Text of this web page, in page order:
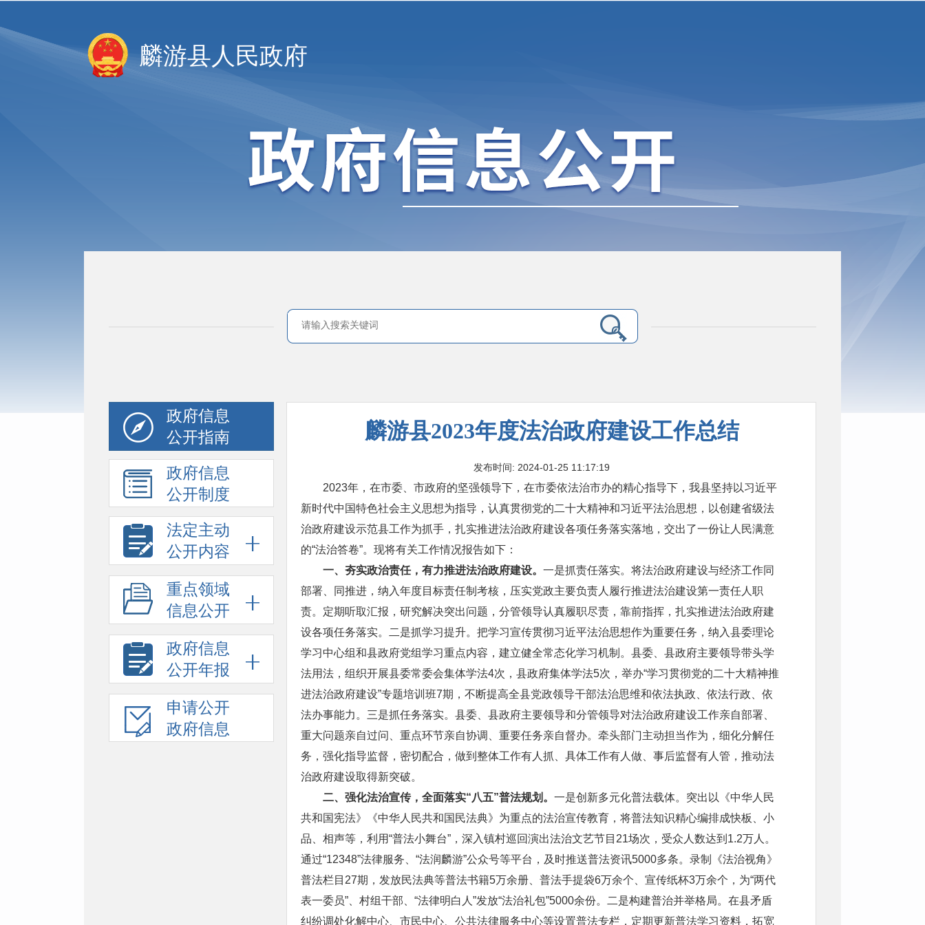
麟游县人民政府
政府信息
公开指南
政府信息
公开制度
法定主动
公开内容
重点领域
信息公开
政府信息
公开年报
申请公开
政府信息
麟游县2023年度法治政府建设工作总结
发布时间: 2024-01-25 11:17:19
2023年，在市委、市政府的坚强领导下，在市委依法治市办的精心指导下，我县坚持以习近平
新时代中国特色社会主义思想为指导，认真贯彻党的二十大精神和习近平法治思想，以创建省级法
治政府建设示范县工作为抓手，扎实推进法治政府建设各项任务落实落地，交出了一份让人民满意
的“法治答卷”。现将有关工作情况报告如下：
一、夯实政治责任，有力推进法治政府建设。 一是抓责任落实。将法治政府建设与经济工作同
部署、同推进，纳入年度目标责任制考核，压实党政主要负责人履行推进法治建设第一责任人职
责。定期听取汇报，研究解决突出问题，分管领导认真履职尽责，靠前指挥，扎实推进法治政府建
设各项任务落实。二是抓学习提升。把学习宣传贯彻习近平法治思想作为重要任务，纳入县委理论
学习中心组和县政府党组学习重点内容，建立健全常态化学习机制。县委、县政府主要领导带头学
法用法，组织开展县委常委会集体学法4次，县政府集体学法5次，举办“学习贯彻党的二十大精神推
进法治政府建设”专题培训班7期，不断提高全县党政领导干部法治思维和依法执政、依法行政、依
法办事能力。三是抓任务落实。县委、县政府主要领导和分管领导对法治政府建设工作亲自部署、
重大问题亲自过问、重点环节亲自协调、重要任务亲自督办。牵头部门主动担当作为，细化分解任
务，强化指导监督，密切配合，做到整体工作有人抓、具体工作有人做、事后监督有人管，推动法
治政府建设取得新突破。
二、强化法治宣传，全面落实“八五”普法规划。 一是创新多元化普法载体。突出以《中华人民
共和国宪法》《中华人民共和国民法典》为重点的法治宣传教育，将普法知识精心编排成快板、小
品、相声等，利用“普法小舞台”，深入镇村巡回演出法治文艺节目21场次，受众人数达到1.2万人。
通过“12348”法律服务、“法润麟游”公众号等平台，及时推送普法资讯5000多条。录制《法治视角》
普法栏目27期，发放民法典等普法书籍5万余册、普法手提袋6万余个、宣传纸杯3万余个，为“两代
表一委员”、村组干部、“法律明白人”发放“法治礼包”5000余份。二是构建普治并举格局。在县矛盾
纠纷调处化解中心、市民中心、公共法律服务中心等设置普法专栏，定期更新普法学习资料，拓宽